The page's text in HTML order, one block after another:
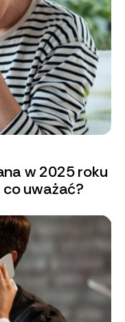
w 2025 roku
uważać?